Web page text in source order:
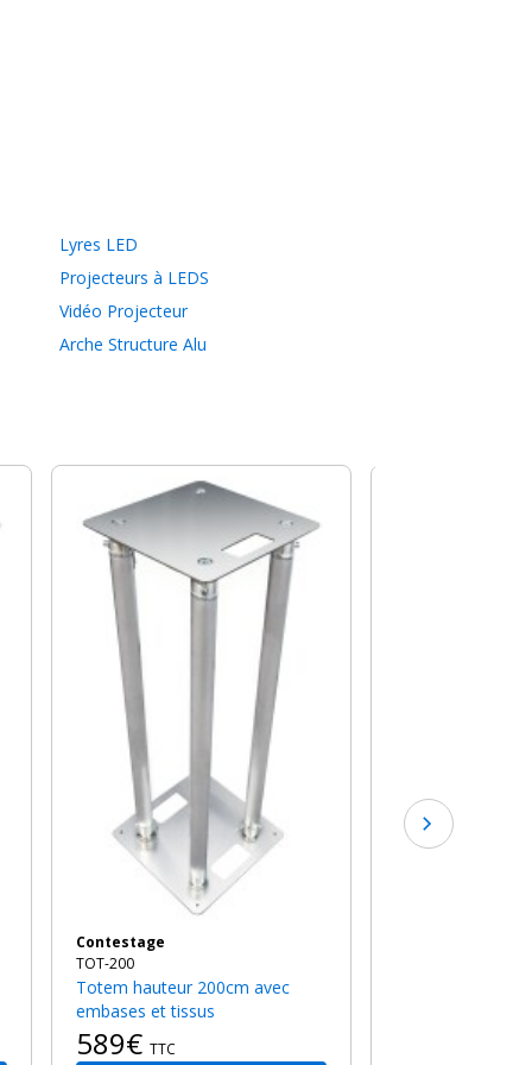
Lyres LED
Projecteurs à LEDS
Vidéo Projecteur
Arche Structure Alu
Contestage
TOT-200
Totem hauteur 200cm avec
embases et tissus
589€ TTC